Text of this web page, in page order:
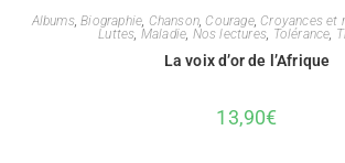
Albums,Biographie, Chanson, Courage, Croyances et
Luttes, Maladie, Nos lectures, Tolérance,
La voix d’or de l’Afrique
13,90€